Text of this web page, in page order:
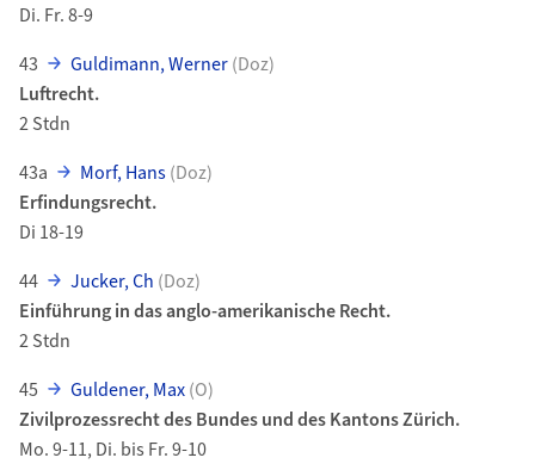
Di. Fr. 8-9
43
Guldimann, Werner(Doz)
Luftrecht.
2 Stdn
43a
Morf, Hans(Doz)
Erfindungsrecht.
Di 18-19
44
Jucker, Ch (Doz)
Einführung in das anglo-amerikanische Recht.
2 Stdn
45
Guldener, Max(O)
Zivilprozessrecht des Bundes und des Kantons Zürich.
Mo. 9-11, Di. bis Fr. 9-10